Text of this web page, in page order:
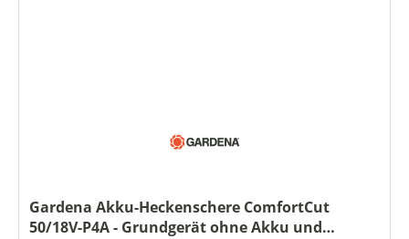
Gardena Akku-Heckenschere ComfortCut
50/18V-P4A - Grundgerät ohne Akku und